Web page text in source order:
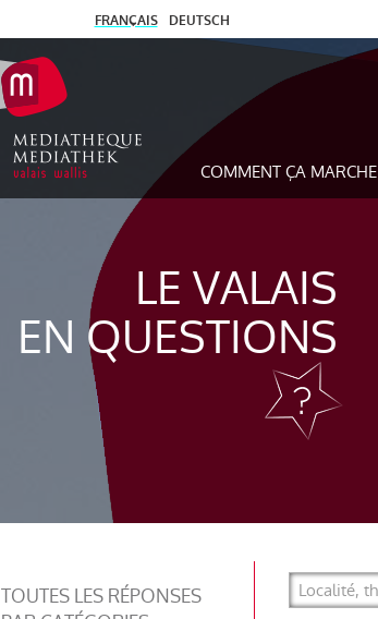
FRANÇAIS DEUTSCH
COMMENT ÇA MARCHE
LE VALAIS
EN QUESTIONS
TOUTES LES RÉPONSES